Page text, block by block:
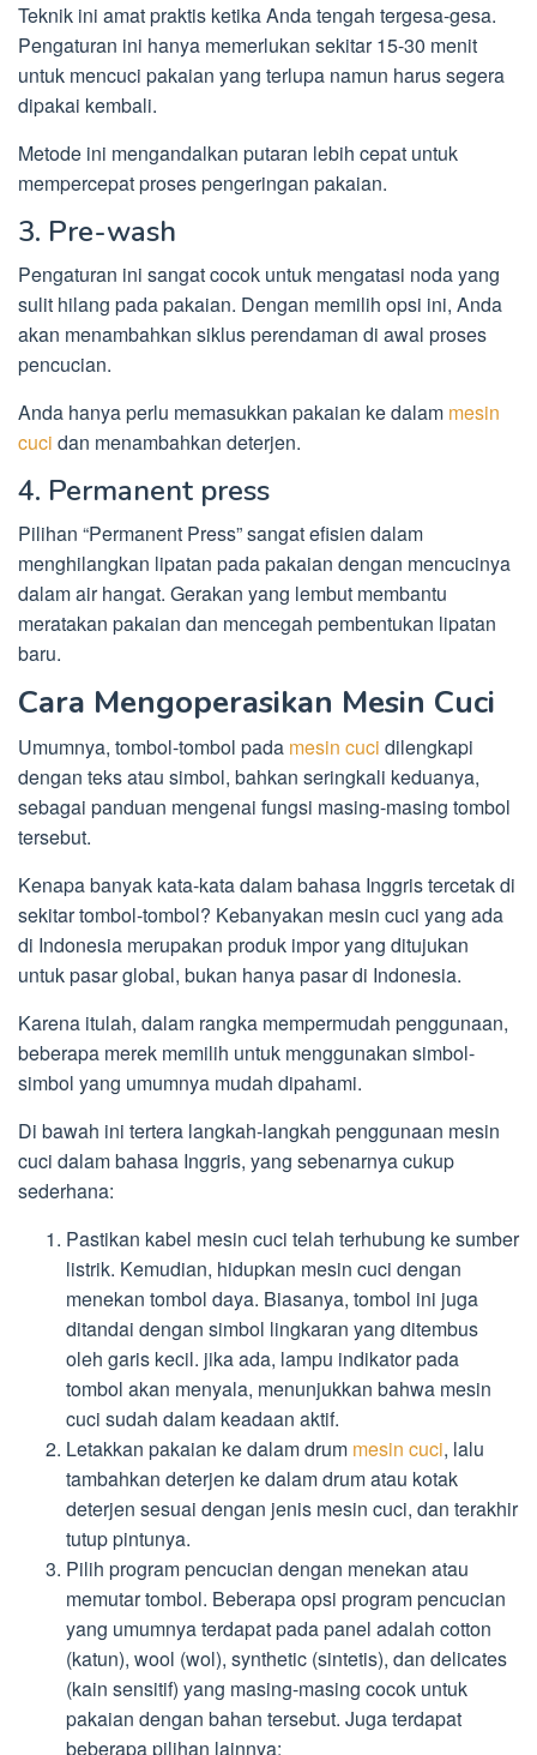
Teknik ini amat praktis ketika Anda tengah tergesa-gesa.
Pengaturan ini hanya memerlukan sekitar 15-30 menit
untuk mencuci pakaian yang terlupa namun harus segera
dipakai kembali.
Metode ini mengandalkan putaran lebih cepat untuk
mempercepat proses pengeringan pakaian.
3. Pre-wash
Pengaturan ini sangat cocok untuk mengatasi noda yang
sulit hilang pada pakaian. Dengan memilih opsi ini, Anda
akan menambahkan siklus perendaman di awal proses
pencucian.
Anda hanya perlu memasukkan pakaian ke dalam mesin
cuci dan menambahkan deterjen.
4. Permanent press
Pilihan “Permanent Press” sangat efisien dalam
menghilangkan lipatan pada pakaian dengan mencucinya
dalam air hangat. Gerakan yang lembut membantu
meratakan pakaian dan mencegah pembentukan lipatan
baru.
Cara Mengoperasikan Mesin Cuci
Umumnya, tombol-tombol pada mesin cuci dilengkapi
dengan teks atau simbol, bahkan seringkali keduanya,
sebagai panduan mengenai fungsi masing-masing tombol
tersebut.
Kenapa banyak kata-kata dalam bahasa Inggris tercetak di
sekitar tombol-tombol? Kebanyakan mesin cuci yang ada
di Indonesia merupakan produk impor yang ditujukan
untuk pasar global, bukan hanya pasar di Indonesia.
Karena itulah, dalam rangka mempermudah penggunaan,
beberapa merek memilih untuk menggunakan simbol-
simbol yang umumnya mudah dipahami.
Di bawah ini tertera langkah-langkah penggunaan mesin
cuci dalam bahasa Inggris, yang sebenarnya cukup
sederhana:
Pastikan kabel mesin cuci telah terhubung ke sumber
listrik. Kemudian, hidupkan mesin cuci dengan
menekan tombol daya. Biasanya, tombol ini juga
ditandai dengan simbol lingkaran yang ditembus
oleh garis kecil. jika ada, lampu indikator pada
tombol akan menyala, menunjukkan bahwa mesin
cuci sudah dalam keadaan aktif.
Letakkan pakaian ke dalam drum mesin cuci, lalu
tambahkan deterjen ke dalam drum atau kotak
deterjen sesuai dengan jenis mesin cuci, dan terakhir
tutup pintunya.
Pilih program pencucian dengan menekan atau
memutar tombol. Beberapa opsi program pencucian
yang umumnya terdapat pada panel adalah cotton
(katun), wool (wol), synthetic (sintetis), dan delicates
(kain sensitif) yang masing-masing cocok untuk
pakaian dengan bahan tersebut. Juga terdapat
beberapa pilihan lainnya: